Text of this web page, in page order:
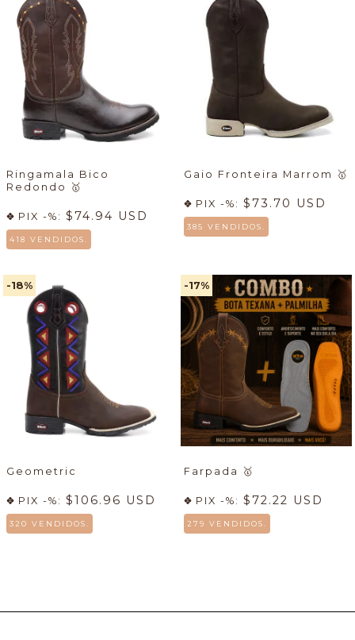
Ringamala Bico
Redondo
🥇
PIX -%: $74.94 USD
418 VENDIDOS.
Gaio Fronteira Marrom 🥇
PIX -%: $73.70 USD
385 VENDIDOS.
-18%
Geometric
PIX -%: $106.96 USD
320 VENDIDOS.
-17%
Farpada 🥇
PIX -%: $72.22 USD
279 VENDIDOS.